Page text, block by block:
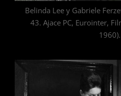
Belinda Lee y Gabriele
43. Ajace PC, Eurointer,
1960).